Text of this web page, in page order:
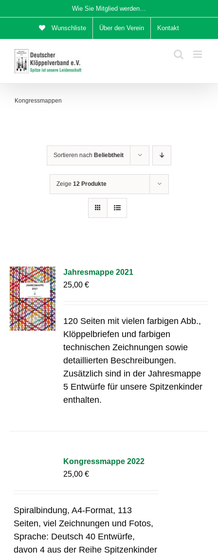
Inhalt
Wie Sie Mitglied werden…
Wunschliste Über den Verein Kontakt
Kongressmappen
Sortieren nach Beliebtheit
Zeige 12 Produkte
Jahresmappe 2021
25,00€
120 Seiten mit vielen farbigen Abb.,
Klöppelbriefen und farbigen
technischen Zeichnungen sowie
detaillierten Beschreibungen.
Zusätzlich sind in der Jahresmappe
5 Entwürfe für unsere Spitzenkinder
enthalten.
Kongressmappe 2022
25,00€
Spiralbindung, A4-Format, 113
Seiten, viel Zeichnungen und Fotos,
Sprache: Deutsch 40 Entwürfe,
davon 4 aus der Reihe Spitzenkinder